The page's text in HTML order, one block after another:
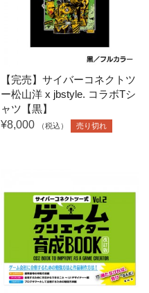
【完売】サイバーコネクトツ
ー松山洋 x jbstyle. コラボTシ
ャツ【黒】
¥8,000
（税込） 売り切れ